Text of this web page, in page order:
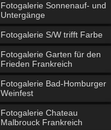
Fotogalerie Sonnenauf- und
Untergänge
Fotogalerie S/W trifft Farbe
Fotogalerie Garten für den
Frieden Frankreich
Fotogalerie Bad-Homburger
Weinfest
Fotogalerie Chateau
Malbrouck Frankreich